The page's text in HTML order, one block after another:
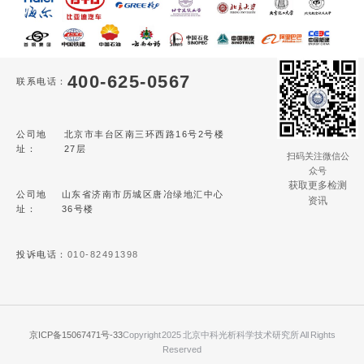
联系电话： 400-625-0567
公司地
址：
北京市丰台区南三环西路16号2号楼
27层
公司地
址：
山东省济南市历城区唐冶绿地汇中心
36号楼
投诉电话： 010-82491398
扫码关注微信公
众号
获取更多检测
资讯
京ICP备15067471号-33Copyright 2025 北京中科光析科学技术研究所 All Rights
Reserved